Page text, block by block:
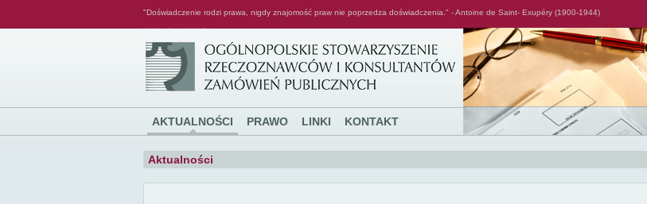
"Doświadczenie rodzi prawa, nigdy znajomość praw nie poprzedza doświadczenia." - Antoine de Saint- Exupéry (1900-1944)
AKTUALNOŚCI PRAWO LINKI KONTAKT
Aktualności